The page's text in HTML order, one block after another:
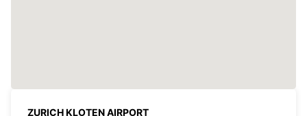
ZURICH KLOTEN AIRPORT